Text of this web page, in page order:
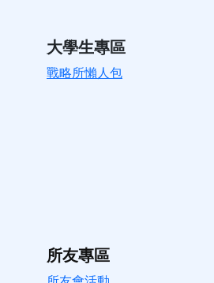
大學生專區
戰略所懶人包
所友專區